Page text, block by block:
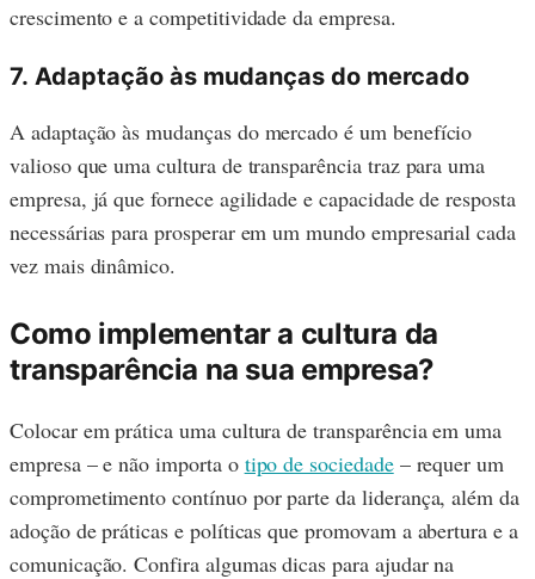
crescimento e a competitividade da empresa.
7. Adaptação às mudanças do mercado
A adaptação às mudanças do mercado é um benefício
valioso que uma cultura de transparência traz para uma
empresa, já que fornece agilidade e capacidade de resposta
necessárias para prosperar em um mundo empresarial cada
vez mais dinâmico.
Como implementar a cultura da
transparência na sua empresa?
Colocar em prática uma cultura de transparência em uma
empresa – e não importa o tipo de sociedade– requer um
comprometimento contínuo por parte da liderança, além da
adoção de práticas e políticas que promovam a abertura e a
comunicação. Confira algumas dicas para ajudar na